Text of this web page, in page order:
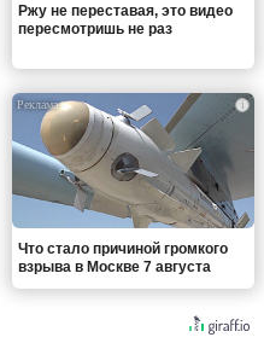
Ржу не переставая, это видео
пересмотришь не раз
i
Что стало причиной громкого
взрыва в Москве 7 августа